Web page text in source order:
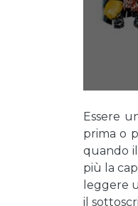
Essere
prima o
quando
più la
leggere
il